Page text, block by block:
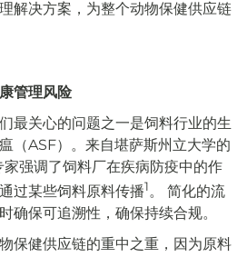
解决方案，为整个动物保健供应链
管理风险
最关心的问题之一是饲料行业的生
（ASF）。来自堪萨斯州立大学的
强调了饲料厂在疾病防疫中的作
过某些饲料原料传播1。 简化的流
确保可追溯性，确保持续合规。
保健供应链的重中之重，因为原料